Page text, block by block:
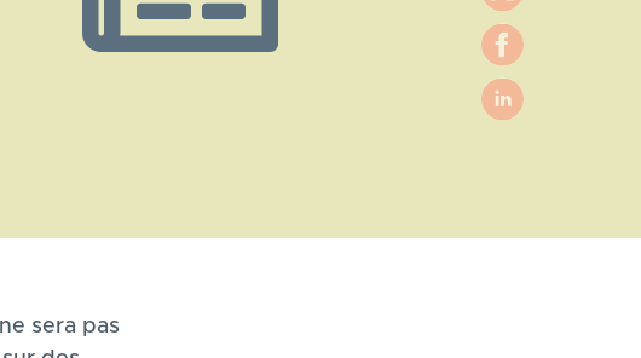
sera pas